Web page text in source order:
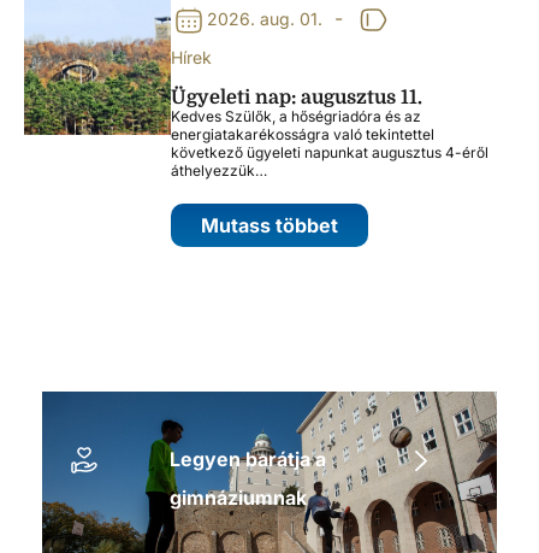
2026. aug. 01. -
Hírek
Ügyeleti nap: augusztus 11.
Kedves Szülők, a hőségriadóra és az
energiatakarékosságra való tekintettel
következő ügyeleti napunkat augusztus 4-éről
áthelyezzük…
Mutass többet
Legyen barátja a
gimnáziumnak